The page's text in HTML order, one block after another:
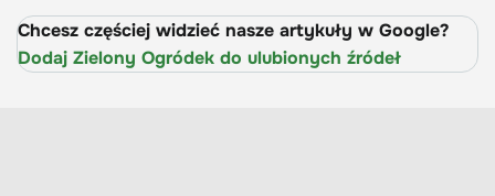
Chcesz częściej widzieć nasze artykuły w Google?
Dodaj Zielony Ogródek do ulubionych źródeł